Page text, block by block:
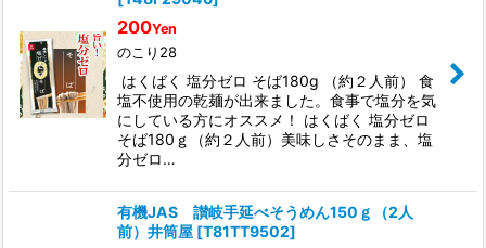
200Yen
のこり28
はくばく 塩分ゼロ そば180g （約２人前） 食
塩不使用の乾麺が出来ました。食事で塩分を気
にしている方にオススメ！ はくばく 塩分ゼロ
そば180ｇ（約２人前）美味しさそのまま、塩
分ゼロ…
有機JAS 讃岐手延べそうめん150ｇ（2人
前）井筒屋 [T81TT9502]